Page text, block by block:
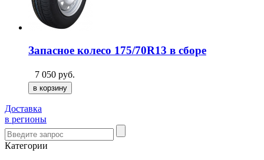
Запасное колесо 175/70R13 в сборе
7 050 руб.
Доставка
в регионы
Категории